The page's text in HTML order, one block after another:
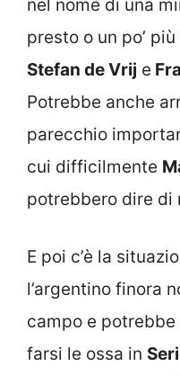
nel nome di una
presto o un po’
Stefan de Vrij e
Potrebbe anche
parecchio
cui difficilmente
potrebbero dire di
E poi c’è la
l’argentino finora
campo e
farsi le ossa in